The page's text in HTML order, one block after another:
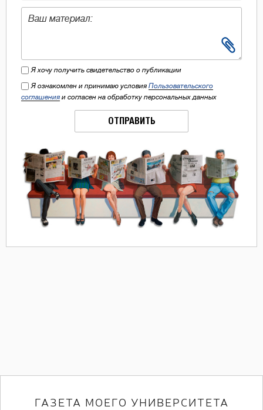
Я хочу получить свидетельство о публикации
Я ознакомлен и принимаю условия Пользовательского
соглашения и согласен на обработку персональных данных
ОТПРАВИТЬ
ГАЗЕТА МОЕГО УНИВЕРСИТЕТА